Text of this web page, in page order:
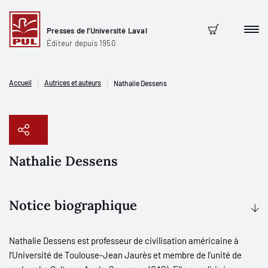
Presses de l'Université Laval
Éditeur depuis 1950
Panier
Accueil Autrices et auteurs Nathalie Dessens
Nathalie Dessens
Notice biographique
Nathalie Dessens est professeur de civilisation américaine à
l’Université de Toulouse-Jean Jaurès et membre de l’unité de